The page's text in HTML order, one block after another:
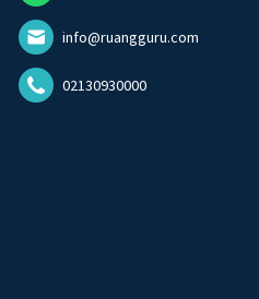
info@ruangguru.com
02130930000